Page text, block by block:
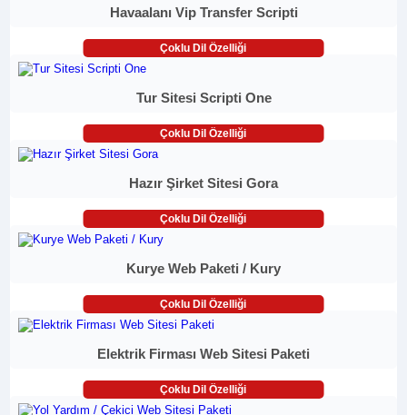
Havaalanı Vip Transfer Scripti
Çoklu Dil Özelliği
Tur Sitesi Scripti One
Çoklu Dil Özelliği
Hazır Şirket Sitesi Gora
Çoklu Dil Özelliği
Kurye Web Paketi / Kury
Çoklu Dil Özelliği
Elektrik Firması Web Sitesi Paketi
Çoklu Dil Özelliği